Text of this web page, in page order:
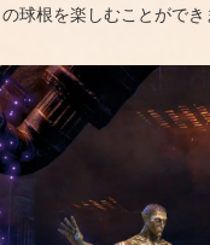
球根を楽しむことがで